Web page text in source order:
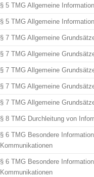
§ 5 TMG Allgemeine
§ 5 TMG Allgemeine
§ 7 TMG Allgemeine
§ 7 TMG Allgemeine
§ 7 TMG Allgemeine
§ 7 TMG Allgemeine
§ 7 TMG Allgemeine
§ 8 TMG Durchleitung von
§ 6 TMG Besondere
Kommunikationen
§ 6 TMG Besondere
Kommunikationen